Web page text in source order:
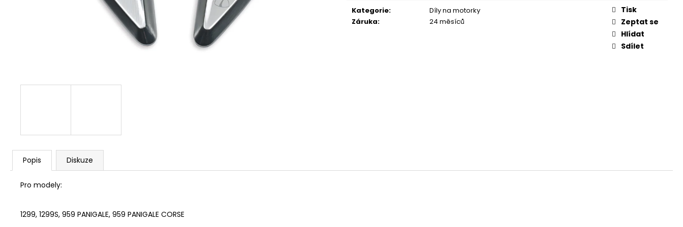
cena:
Kategorie:
Díly na motorky
Záruka: 24 měsíců
Tisk
Zeptat se
Hlídat
Sdílet
Popis Diskuze
Pro modely:
1299, 1299S, 959 PANIGALE, 959 PANIGALE CORSE
1 044 Kč